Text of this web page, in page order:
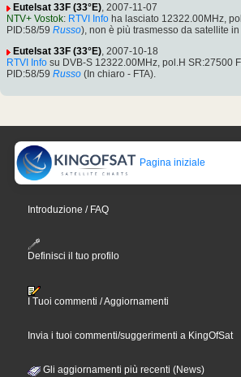
Eutelsat 33F (33°E), 2007-11-07
NTV+ Vostok: RTVI Info ha lasciato 12322.00MHz,
PID:58/59 Russo), non è più trasmesso da satellite
Eutelsat 33F (33°E), 2007-10-18
RTVI Info su DVB-S 12322.00MHz, pol.H SR:27500
PID:58/59 Russo (In chiaro - FTA).
Pagina iniziale
Introduzione / FAQ
Definisci il tuo profilo
I Tuoi commenti / Aggiornamenti
Invia i tuoi commenti/suggerimenti a KingOfSat
Gli aggiornamenti più recenti (News)